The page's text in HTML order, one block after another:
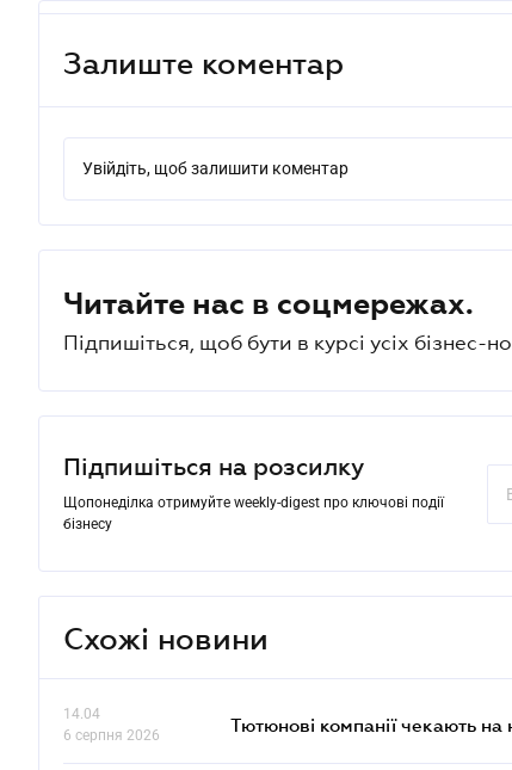
Залиште коментар
Увійдіть, щоб залишити коментар
Читайте нас в соцмережах.
Підпишіться, щоб бути в курсі усіх бізнес-
Підпишіться на розсилку
Щопонеділка отримуйте weekly-digest про ключові події
бізнесу
Схожі новини
14.04
6 серпня 2026
Тютюнові компанії чекають на